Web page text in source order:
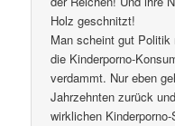
Holz geschnitzt!
Man scheint gut
die Kinderporno-
verdammt. Nur eben
Jahrzehnten zurück
wirklichen